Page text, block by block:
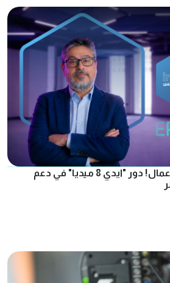
من موظفين إلى رواد أعمال! دور "ايدي 8 ميديا" في دعم